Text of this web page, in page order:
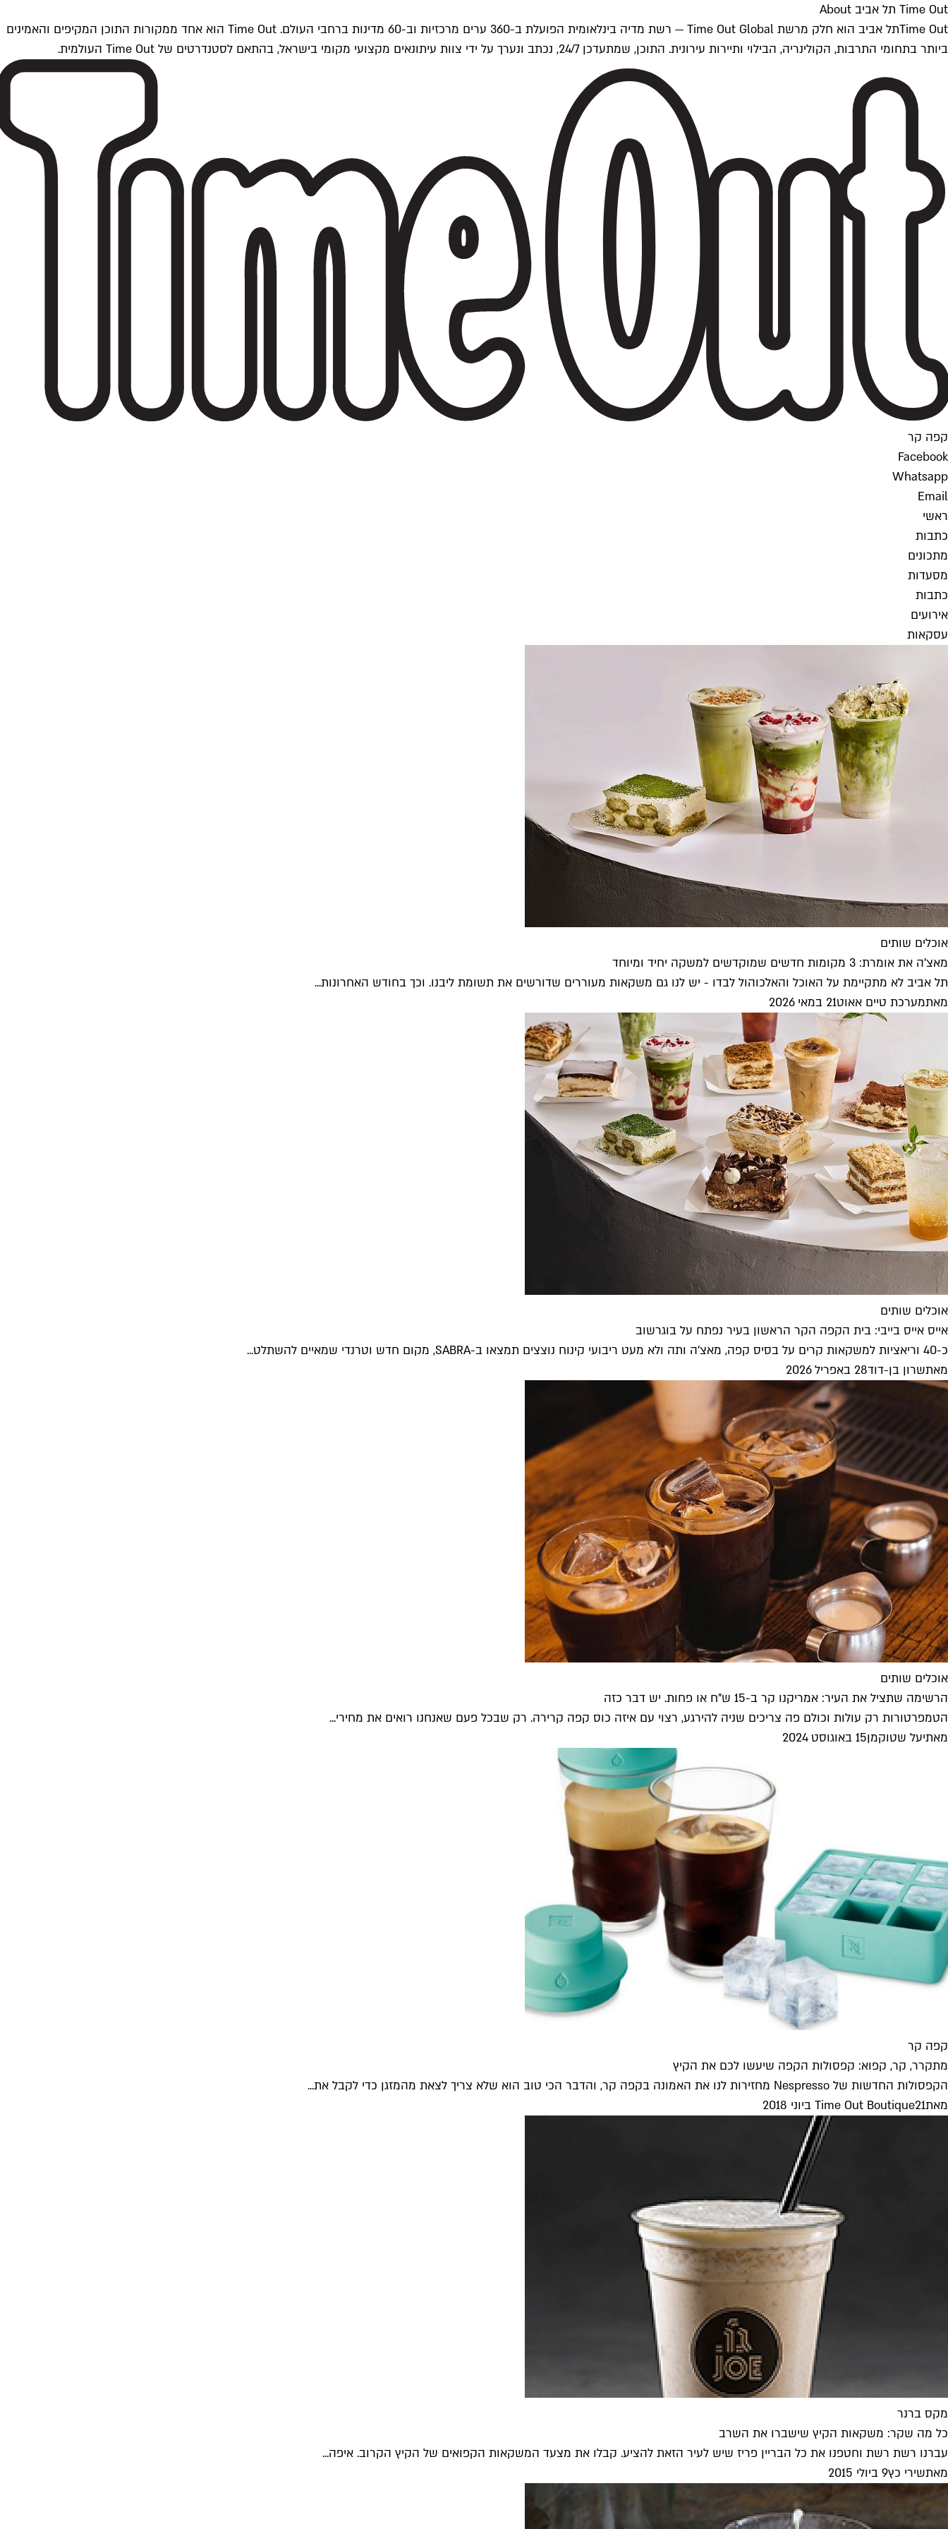
Time Out תל אביב About
Time Outתל אביב הוא חלק מרשת Time Out Global — רשת מדיה בינלאומית הפועלת ב-360 ערים מרכזיות וב-60 מדינות ברחבי העולם. Time Out הוא אחד ממקורות התוכן המקיפים והאמינים
ביותר בתחומי התרבות, הקולינריה, הבילוי ותיירות עירונית. התוכן, שמתעדכן 24/7, נכתב ונערך על ידי צוות עיתונאים מקצועי מקומי בישראל, בהתאם לסטנדרטים של Time Out העולמית.
קפה קר
Facebook
Whatsapp
Email
ראשי
כתבות
מתכונים
מסעדות
כתבות
אירועים
עסקאות
אוכלים שותים
מאצ'ה את אומרת: 3 מקומות חדשים שמוקדשים למשקה יחיד ומיוחד
תל אביב לא מתקיימת על האוכל והאלכוהול לבדו - יש לנו גם משקאות מעוררים שדורשים את תשומת ליבנו. וכך בחודש האחרונות...
מאתמערכת טיים אאוט21 במאי 2026
אוכלים שותים
אייס אייס בייבי: בית הקפה הקר הראשון בעיר נפתח על בוגרשוב
כ-40 וריאציות למשקאות קרים על בסיס קפה, מאצ'ה ותה ולא מעט ריבועי קינוח נוצצים תמצאו ב-SABRA, מקום חדש וטרנדי שמאיים להשתלט...
מאתשרון בן-דוד28 באפריל 2026
אוכלים שותים
הרשימה שתציל את העיר: אמריקנו קר ב-15 ש"ח או פחות. יש דבר כזה
הטמפרטורות רק עולות וכולם פה צריכים שניה להירגע, רצוי עם איזה כוס קפה קרירה. רק שבכל פעם שאנחנו רואים את מחירי...
מאתיעל שטוקמן15 באוגוסט 2024
קפה קר
מתקרר, קר, קפוא: קפסולות הקפה שיעשו לכם את הקיץ
הקפסולות החדשות של Nespresso מחזירות לנו את האמונה בקפה קר, והדבר הכי טוב הוא שלא צריך לצאת מהמזגן כדי לקבל את...
מאת
Time Out Boutique21 ביוני 2018
מקס ברנר
כל מה שקר: משקאות הקיץ שישברו את השרב
עברנו רשת רשת וחטפנו את כל הבריין פריז שיש לעיר הזאת להציע. קבלו את מצעד המשקאות הקפואים של הקיץ הקרוב. איפה...
מאתשירי כץ9 ביולי 2015